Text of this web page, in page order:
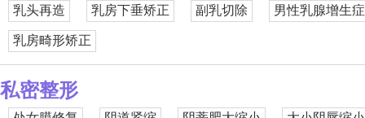
乳头再造 乳房下垂矫正 副乳切除 男性乳腺增生
乳房畸形矫正
私密整形